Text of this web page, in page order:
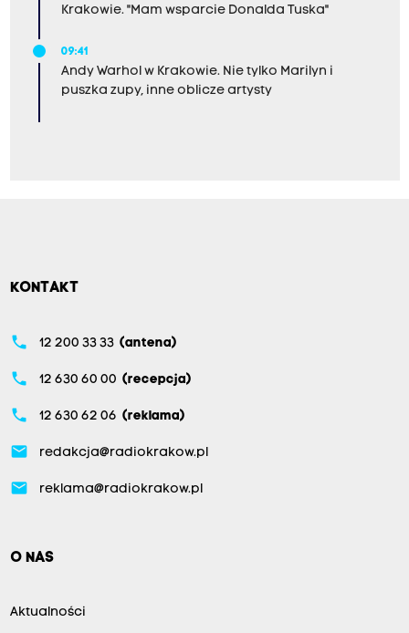
Krakowie. "Mam wsparcie Donalda Tuska"
09:41
Andy Warhol w Krakowie. Nie tylko Marilyn i
puszka zupy, inne oblicze artysty
KONTAKT
phone 12 200 33 33 (antena)
phone 12 630 60 00 (recepcja)
phone 12 630 62 06 (reklama)
email redakcja@radiokrakow.pl
email reklama@radiokrakow.pl
O NAS
Aktualności